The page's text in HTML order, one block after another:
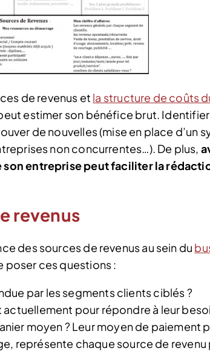
de revenus et la structure de coûts
estimer son bénéfice brut.
de nouvelles (mise en place d’un
non concurrentes…). De plus,
entreprise peut faciliter la
revenus
des sources de revenus au sein du
poser ces questions :
par les segments clients ciblés ?
actuellement pour répondre à leur
moyen ? Leur moyen de paiement
représente chaque source de revenu